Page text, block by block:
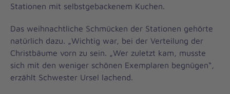
Stationen mit selbstgebackenem Kuchen.
Das weihnachtliche Schmücken der Stationen gehörte
natürlich dazu. „Wichtig war, bei der Verteilung der
Christbäume vorn zu sein. „Wer zuletzt kam, musste
sich mit den weniger schönen Exemplaren begnügen“,
erzählt Schwester Ursel lachend.